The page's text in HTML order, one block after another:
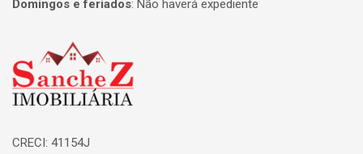
Domingos e feriados: Não haverá expediente
Página inicial
CRECI: 41154J